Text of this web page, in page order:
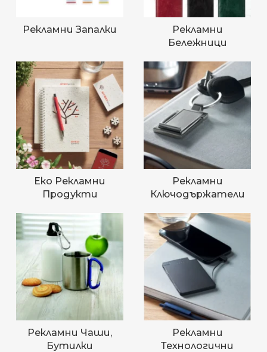
Рекламни Запалки
Рекламни
Бележници
Еко Рекламни
Продукти
Рекламни
Ключодържатели
Рекламни Чаши,
Бутилки
Рекламни
Технологични